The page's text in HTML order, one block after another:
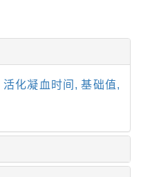
活化凝血时间,基础值,